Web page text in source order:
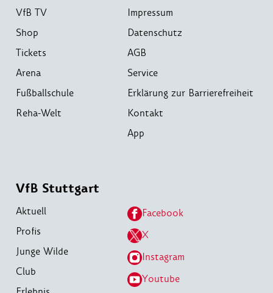
VfB TV
Shop
Tickets
Arena
Fußballschule
Reha-Welt
Impressum
Datenschutz
AGB
Service
Erklärung zur Barrierefreiheit
Kontakt
App
VfB Stuttgart
Aktuell
Profis
Junge Wilde
Club
Facebook
X
Instagram
Youtube